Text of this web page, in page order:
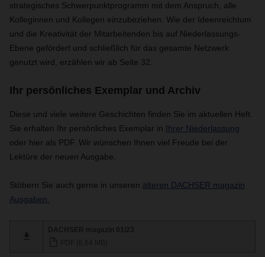
strategisches Schwerpunktprogramm mit dem Anspruch, alle
Kolleginnen und Kollegen einzubeziehen. Wie der Ideenreichtum
und die Kreativität der Mitarbeitenden bis auf Niederlassungs-
Ebene gefördert und schließlich für das gesamte Netzwerk
genutzt wird, erzählen wir ab Seite 32.
Ihr persönliches Exemplar und Archiv
Diese und viele weitere Geschichten finden Sie im aktuellen Heft.
Sie erhalten Ihr persönliches Exemplar in Ihrer Niederlassung
oder hier als PDF. Wir wünschen Ihnen viel Freude bei der
Lektüre der neuen Ausgabe.
Stöbern Sie auch gerne in unseren älteren DACHSER magazin
Ausgaben.